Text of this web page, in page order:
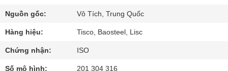
CHUYẾN
THAM
QUAN
NHÀ
Nguồn gốc: Vô Tích, Trung Quốc
Hàng hiệu: Tisco, Baosteel, Lisc
Chứng nhận: ISO
Số mô hình: 201 304 316